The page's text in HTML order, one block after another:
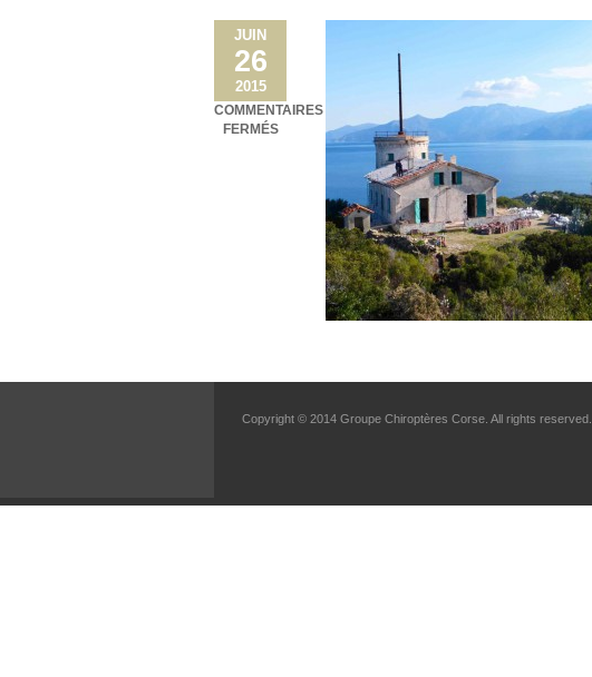
JUIN
26
2015
COMMENTAIRES
FERMÉSSUR
PATRIMOINE
PROTECTION
Copyright © 2014 Groupe Chiroptères Corse. All rights reserved.